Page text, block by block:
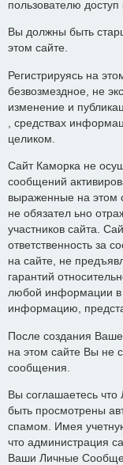
пользователю доступ
Вы должны быть
этом сайте.
Регистрируясь на
безвозмездное, не
изменение и
, средствах
целиком.
Сайт Каморка не
сообщений
выраженные на этом
не обязател ьно
участников сайта.
ответственность
на сайте, не
гарантий
любой информации в
информацию,
После создания
на этом сайте Вы не
сообщения.
Вы соглашаетесь
быть просмотрены
спамом. Имея
что администрация
Ваши Личные